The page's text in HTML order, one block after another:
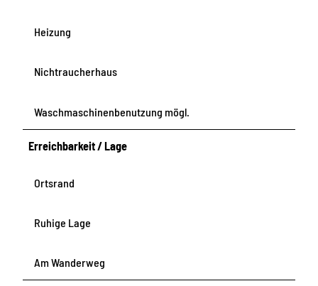
Heizung
Nichtraucherhaus
Waschmaschinenbenutzung mögl.
Erreichbarkeit / Lage
Ortsrand
Ruhige Lage
Am Wanderweg